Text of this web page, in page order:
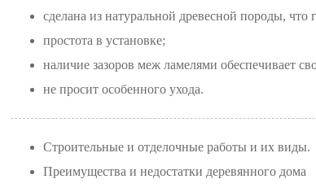
сделана из натуральной древесной породы, что
простота в установке;
наличие зазоров меж ламелями обеспечивает
не просит особенного ухода.
Строительные и отделочные работы и их виды.
Преимущества и недостатки деревянного дома